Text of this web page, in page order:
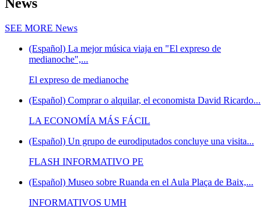
SEE MORE News
(Español) La mejor música viaja en "El expreso de
medianoche",...
El expreso de medianoche
(Español) Comprar o alquilar, el economista David Ricardo...
LA ECONOMÍA MÁS FÁCIL
(Español) Un grupo de eurodiputados concluye una visita...
FLASH INFORMATIVO PE
(Español) Museo sobre Ruanda en el Aula Plaça de Baix,...
INFORMATIVOS UMH